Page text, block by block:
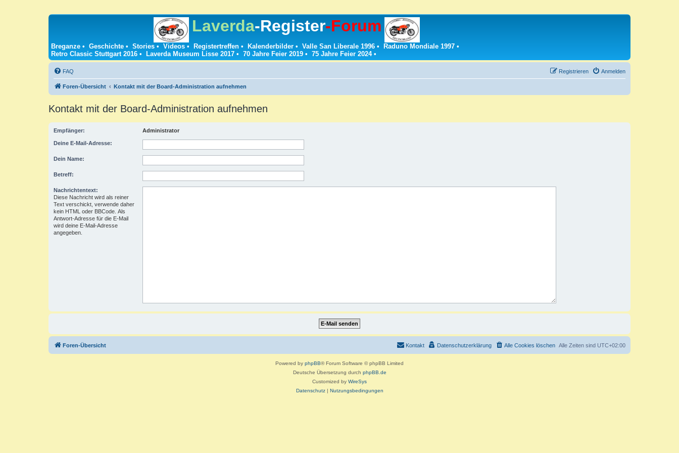
Laverda-Register-Forum
Breganze • Geschichte • Stories • Videos • Registertreffen • Kalenderbilder • Valle San Liberale 1996 • Raduno Mondiale 1997 •
Retro Classic Stuttgart 2016 • Laverda Museum Lisse 2017 • 70 Jahre Feier 2019 • 75 Jahre Feier 2024•
FAQ Anmelden
Registrieren
Foren-Übersicht Kontakt mit der Board-Administration aufnehmen
Kontakt mit der Board-Administration aufnehmen
Empfänger: Administrator
Deine E-Mail-Adresse:
Dein Name:
Betreff:
Nachrichtentext:
Diese Nachricht wird als reiner
Text verschickt, verwende daher
kein HTML oder BBCode. Als
Antwort-Adresse für die E-Mail
wird deine E-Mail-Adresse
angegeben.
Foren-Übersicht Alle Zeiten sind UTC+02:00
Alle Cookies löschen
Datenschutzerklärung
Kontakt
Powered by phpBB® Forum Software © phpBB Limited
Deutsche Übersetzung durch phpBB.de
Customized by WireSys
Datenschutz| Nutzungsbedingungen